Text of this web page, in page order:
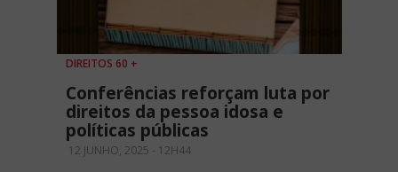
DIREITOS 60 +
Conferências reforçam luta por
direitos da pessoa idosa e
políticas públicas
12 JUNHO, 2025 - 12H44